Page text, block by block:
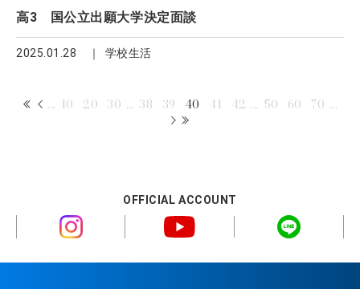
高3 国公立出願大学決定面談
2025.01.28 学校生活
... 10 20 30 ... 38 39 40 41 42 ... 50 60 70 ...
OFFICIAL ACCOUNT